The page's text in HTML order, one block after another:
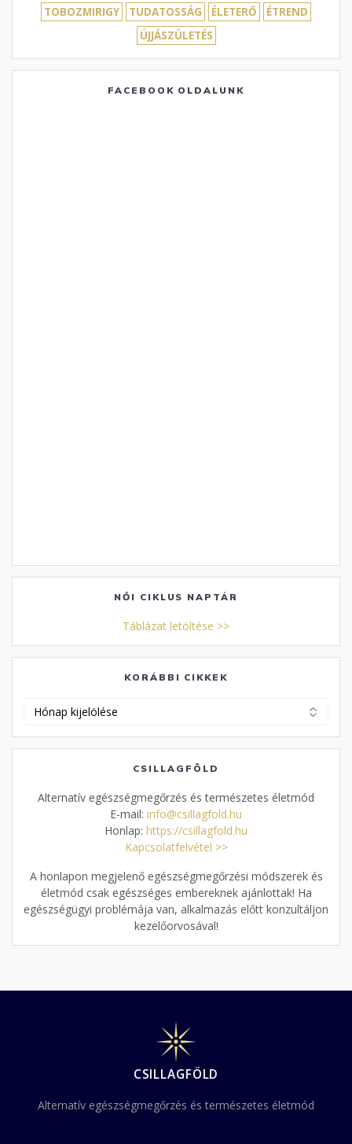
TOBOZMIRIGY
TUDATOSSÁG ÉLETERŐ
ÉTREND
ÚJJÁSZÜLETÉS
FACEBOOK OLDALUNK
NŐI CIKLUS NAPTÁR
Táblázat letöltése >>
KORÁBBI CIKKEK
CSILLAGFÖLD
Alternatív egészségmegőrzés és természetes életmód
E-mail: info@csillagfold.hu
Honlap: https://csillagfold.hu
Kapcsolatfelvétel >>
A honlapon megjelenő egészségmegőrzési módszerek és
életmód csak egészséges embereknek ajánlottak! Ha
egészségügyi problémája van, alkalmazás előtt konzultáljon
kezelőorvosával!
CSILLAGFÖLD
Alternatív egészségmegőrzés és természetes életmód